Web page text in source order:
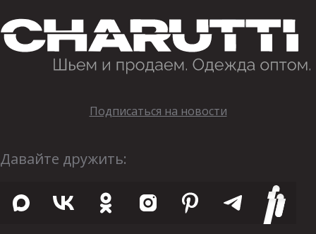
Подписаться на новости
Давайте дружить: